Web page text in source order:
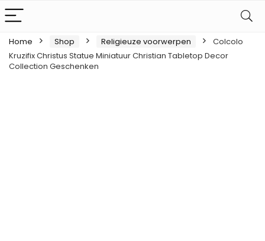
Home Shop Religieuze voorwerpen
Colcolo
Kruzifix Christus Statue Miniatuur Christian Tabletop Decor
Collection Geschenken